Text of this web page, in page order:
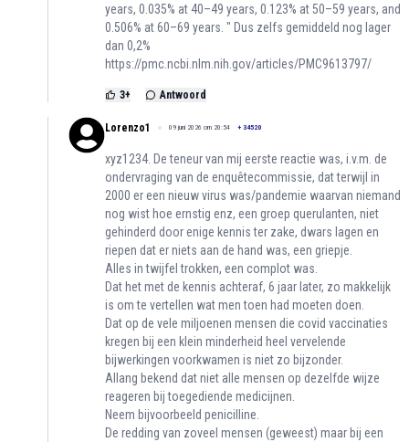
years, 0.035% at 40–49 years, 0.123% at 50–59 years, and
0.506% at 60–69 years. " Dus zelfs gemiddeld nog lager
dan 0,2%
https://pmc.ncbi.nlm.nih.gov/articles/PMC9613797/
3+ Antwoord
Lorenzo1 09 juni 2026 om 20:54 + 34520
xyz1234. De teneur van mij eerste reactie was, i.v.m. de
ondervraging van de enquêtecommissie, dat terwijl in
2000 er een nieuw virus was/pandemie waarvan niemand
nog wist hoe ernstig enz, een groep querulanten, niet
gehinderd door enige kennis ter zake, dwars lagen en
riepen dat er niets aan de hand was, een griepje.
Alles in twijfel trokken, een complot was.
Dat het met de kennis achteraf, 6 jaar later, zo makkelijk
is om te vertellen wat men toen had moeten doen.
Dat op de vele miljoenen mensen die covid vaccinaties
kregen bij een klein minderheid heel vervelende
bijwerkingen voorkwamen is niet zo bijzonder.
Allang bekend dat niet alle mensen op dezelfde wijze
reageren bij toegediende medicijnen.
Neem bijvoorbeeld penicilline.
De redding van zoveel mensen (geweest) maar bij een